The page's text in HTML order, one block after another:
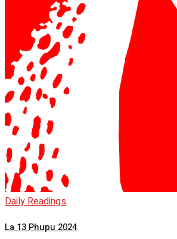
Daily Readings
La 13 Phupu 2024